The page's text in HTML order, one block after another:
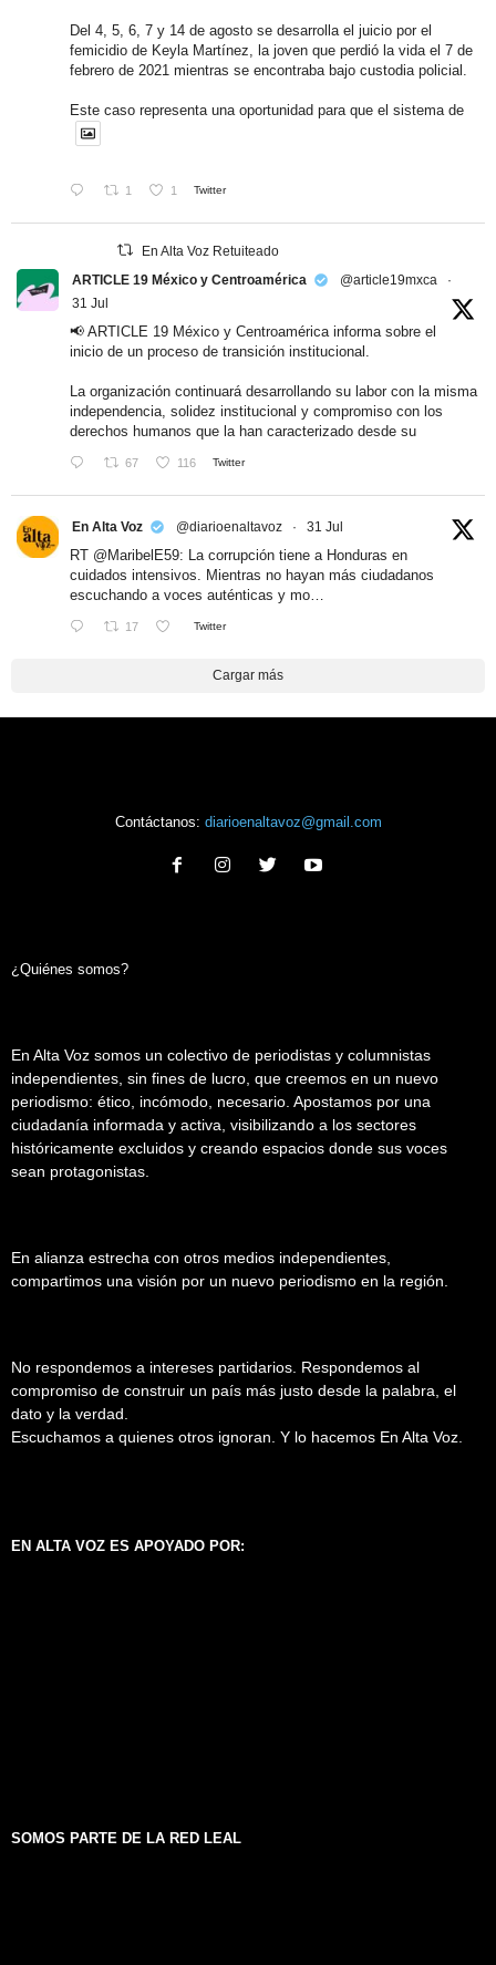
Del 4, 5, 6, 7 y 14 de agosto se desarrolla el juicio por el
femicidio de Keyla Martínez, la joven que perdió la vida el 7 de
febrero de 2021 mientras se encontraba bajo custodia policial.
Este caso representa una oportunidad para que el sistema de
1 1 Twitter
En Alta Voz Retuiteado
ARTICLE 19 México y Centroamérica
@article19mxca
·
31 Jul
📢 ARTICLE 19 México y Centroamérica informa sobre el
inicio de un proceso de transición institucional.
La organización continuará desarrollando su labor con la misma
independencia, solidez institucional y compromiso con los
derechos humanos que la han caracterizado desde su
67 116 Twitter
En Alta Voz @diarioenaltavoz · 31 Jul
RT @MaribelE59: La corrupción tiene a Honduras en
cuidados intensivos. Mientras no hayan más ciudadanos
escuchando a voces auténticas y mo…
17 Twitter
Cargar más
Contáctanos: diarioenaltavoz@gmail.com
¿Quiénes somos?
En Alta Voz somos un colectivo de periodistas y columnistas
independientes, sin fines de lucro, que creemos en un nuevo
periodismo: ético, incómodo, necesario. Apostamos por una
ciudadanía informada y activa, visibilizando a los sectores
históricamente excluidos y creando espacios donde sus voces
sean protagonistas.
En alianza estrecha con otros medios independientes,
compartimos una visión por un nuevo periodismo en la región.
No respondemos a intereses partidarios. Respondemos al
compromiso de construir un país más justo desde la palabra, el
dato y la verdad.
Escuchamos a quienes otros ignoran. Y lo hacemos En Alta Voz.
EN ALTA VOZ ES APOYADO POR:
SOMOS PARTE DE LA RED LEAL